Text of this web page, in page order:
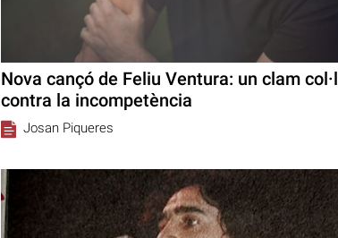
Nova cançó de Feliu Ventura: un clam
contra la incompetència
Josan Piqueres